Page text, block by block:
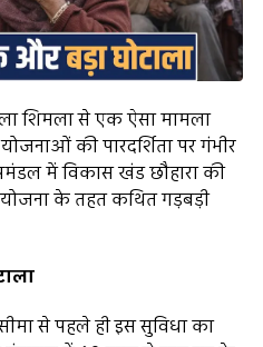
शिमला से एक ऐसा मामला
की पारदर्शिता पर गंभीर
में विकास खंड छौहारा की
के तहत कथित गड़बड़ी
से पहले ही इस सुविधा का